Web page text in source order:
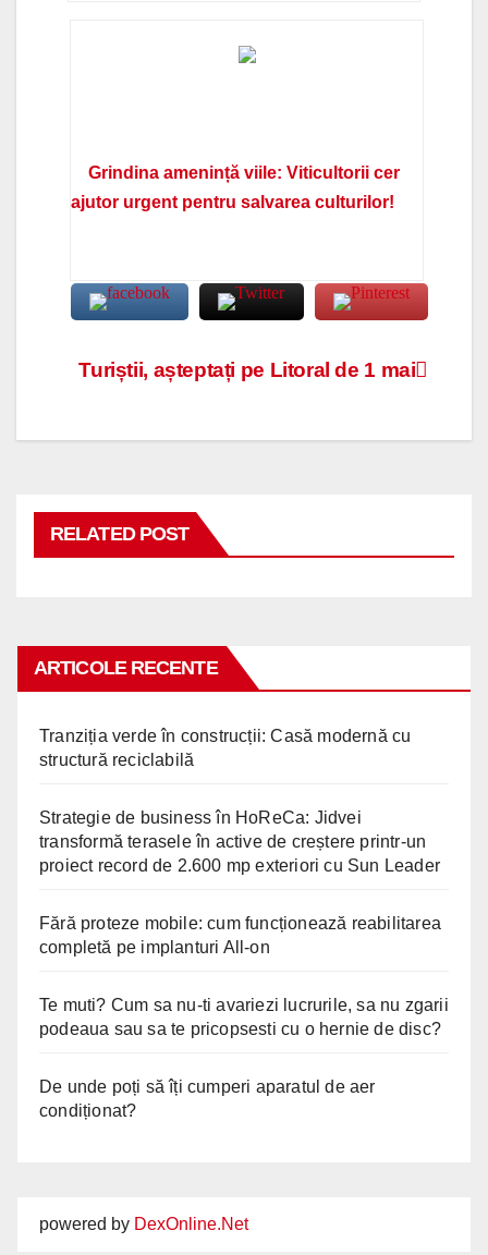
Grindina amenință viile: Viticultorii cer
ajutor urgent pentru salvarea culturilor!
Navigare
Turiștii, așteptați pe Litoral de 1 mai
RELATED POST
ARTICOLE RECENTE
Tranziția verde în construcții: Casă modernă cu
structură reciclabilă
Strategie de business în HoReCa: Jidvei
transformă terasele în active de creștere printr-un
proiect record de 2.600 mp exteriori cu Sun Leader
Fără proteze mobile: cum funcționează reabilitarea
completă pe implanturi All-on
Te muti? Cum sa nu-ti avariezi lucrurile, sa nu zgarii
podeaua sau sa te pricopsesti cu o hernie de disc?
De unde poți să îți cumperi aparatul de aer
condiționat?
powered by DexOnline.Net